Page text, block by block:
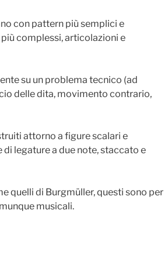
con pattern più semplici e
complessi, articolazioni e
su un problema tecnico (ad
delle dita, movimento contrario,
attorno a figure scalari e
legature a due note, staccato e
quelli di Burgmüller, questi sono per
musicali.